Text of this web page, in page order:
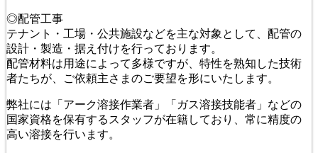
◎配管工事
テナント・工場・公共施設などを主な対象として、配管の
設計・製造・据え付けを行っております。
配管材料は用途によって多様ですが、特性を熟知した技術
者たちが、ご依頼主さまのご要望を形にいたします。
弊社には「アーク溶接作業者」「ガス溶接技能者」などの
国家資格を保有するスタッフが在籍しており、常に精度の
高い溶接を行います。